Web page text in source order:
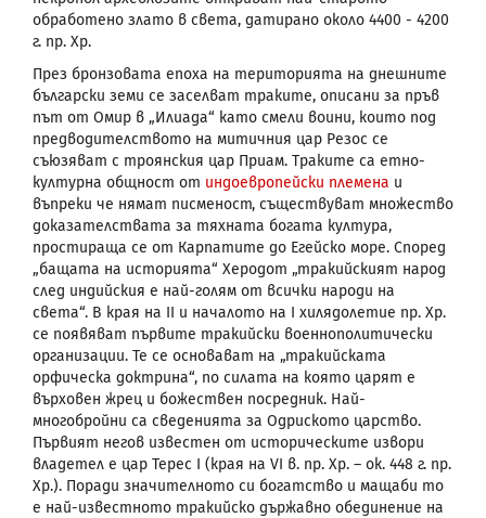
обработено злато в света, датирано около 4400 - 4200
г. пр. Хр.
През бронзовата епоха на територията на днешните
български земи се заселват траките, описани за пръв
път от Омир в „Илиада“ като смели воини, които под
предводителството на митичния цар Резос се
съюзяват с троянския цар Приам. Траките са етно-
културна общност от индоевропейски племена и
въпреки че нямат писменост, съществуват множество
доказателствата за тяхната богата култура,
простираща се от Карпатите до Егейско море. Според
„бащата на историята“ Херодот „тракийският народ
след индийския е най-голям от всички народи на
света“. В края на II и началото на I хилядолетие пр. Хр.
се появяват първите тракийски военнополитически
организации. Те се основават на „тракийската
орфическа доктрина“, по силата на която царят е
върховен жрец и божествен посредник. Най-
многобройни са сведенията за Одриското царство.
Първият негов известен от историческите извори
владетел е цар Терес I (края на VI в. пр. Хр. – ок. 448 г. пр.
Хр.). Поради значителното си богатство и мащаби то
е най-известното тракийско държавно обединение на